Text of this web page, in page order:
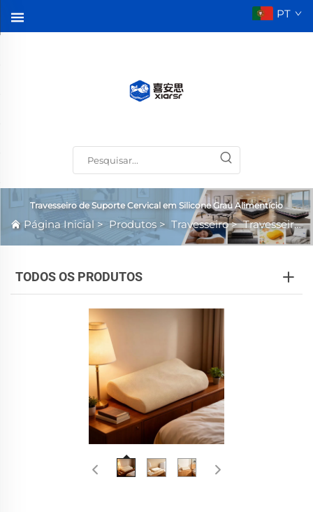
PT
Travesseiro de Suporte Cervical em Silicone Grau Alimentício
Página Inicial>Produtos > Travesseiro>Travesseiro de Suporte Cervical em Silicone Grau Alimentício
TODOS OS PRODUTOS